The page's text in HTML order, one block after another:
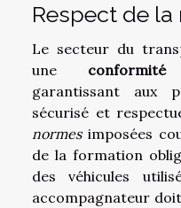
Respect de
Le secteur du
une conformité
garantissant aux
sécurisé et
normesimposées
de la formation
des véhicules
accompagnateur